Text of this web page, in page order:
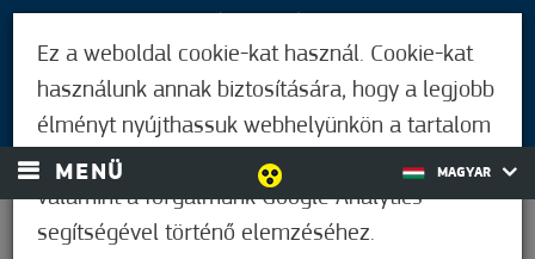
BEJELENTKEZÉS
MENÜ MAGYAR
Ez a weboldal cookie-kat használ. Cookie-kat
használunk annak biztosítására, hogy a legjobb
élményt nyújthassuk webhelyünkön a tartalom
és a hirdetések személyre szabásához,
valamint a forgalmunk Google Analytics
segítségével történő elemzéséhez.